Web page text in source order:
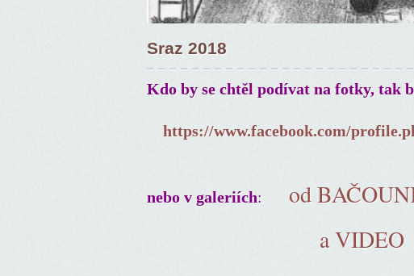
Sraz 2018
Kdo by se chtěl podívat na fotky, tak
https://www.facebook.com/
nebo v galeriích: od
a VIDEO